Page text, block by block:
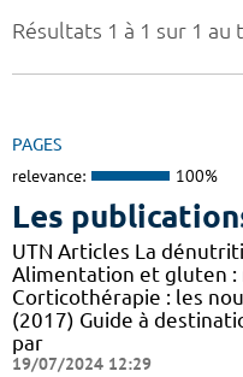
Résultats 1 à 1 sur 1 au
PAGES
relevance: 100%
Les
UTN Articles La
Alimentation et gluten :
Corticothérapie : les
(2017) Guide à
par
19/07/2024 12:29